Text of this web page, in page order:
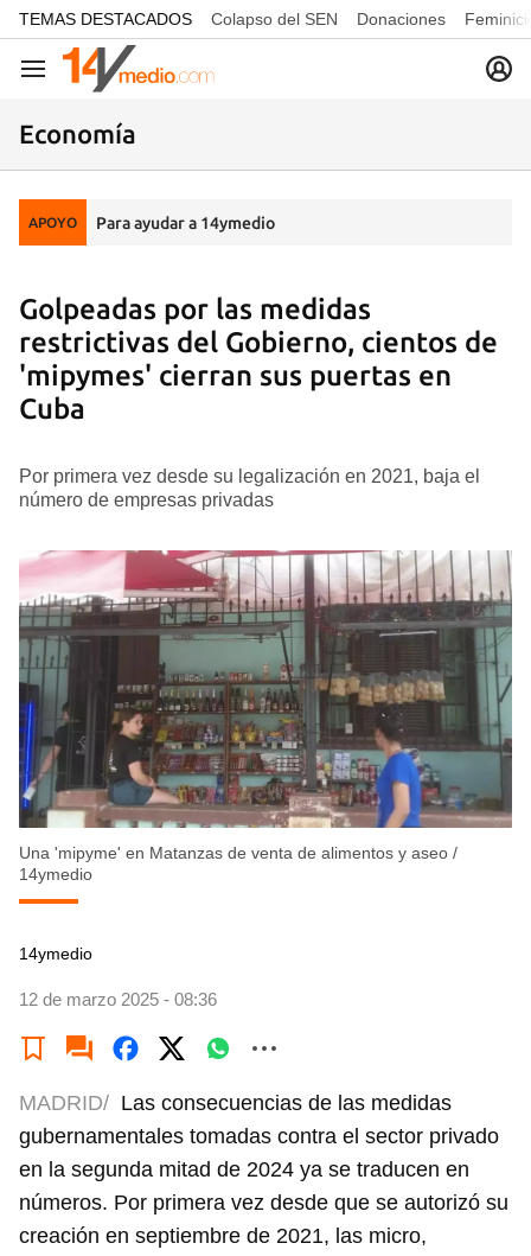
common.go-to-content
TEMAS DESTACADOS Colapso del SEN Donaciones
Navegación
Economía
APOYO Para ayudar a 14ymedio
Golpeadas por las medidas
restrictivas del Gobierno, cientos de
'mipymes' cierran sus puertas en
Cuba
Por primera vez desde su legalización en 2021, baja el
número de empresas privadas
Una 'mipyme' en Matanzas de venta de alimentos y aseo /
14ymedio
14ymedio
12 de marzo 2025 - 08:36
MADRID/ Las consecuencias de las medidas
gubernamentales tomadas contra el sector privado
en la segunda mitad de 2024 ya se traducen en
números. Por primera vez desde que se autorizó su
creación en septiembre de 2021, las micro,